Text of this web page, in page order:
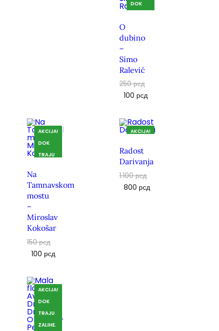
DOK
O
dubino
–
Simo
Ralević
250рсд
100 рсд
AKCIJA!
DOK
TRAJU
Na
Tamnavskom
mostu
–
Miroslav
Kokošar
150рсд
100 рсд
AKCIJA!
TRAJU
ZALIHE.
Radost
Darivanja
1.100рсд
800 рсд
AKCIJA!
DOK
TRAJU
ZALIHE.